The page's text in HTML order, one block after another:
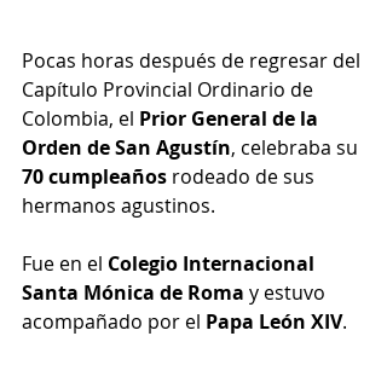
Pocas horas después de regresar del
Capítulo Provincial Ordinario de
Colombia, el Prior General de la
Orden de San Agustín, celebraba su
70 cumpleaños rodeado de sus
hermanos agustinos.
Fue en el Colegio Internacional
Santa Mónica de Roma y estuvo
acompañado por el Papa León XIV.